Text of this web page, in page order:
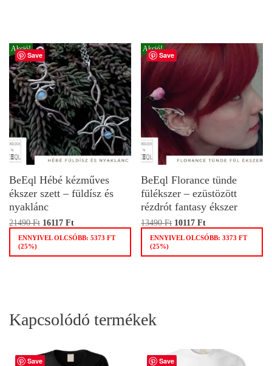
Save
Akció!
BeEql Hébé kézműves
ékszer szett – füldísz és
nyaklánc
21490Ft 16117 Ft
ENNYIVEL OLCSÓBB: 5373 FT
(25%)
Save
Akció!
BeEql Florance tünde
fülékszer – ezüstözött
rézdrót fantasy ékszer
13490Ft 10117Ft
ENNYIVEL OLCSÓBB:3373FT
(25%)
Kapcsolódó termékek
Save Save